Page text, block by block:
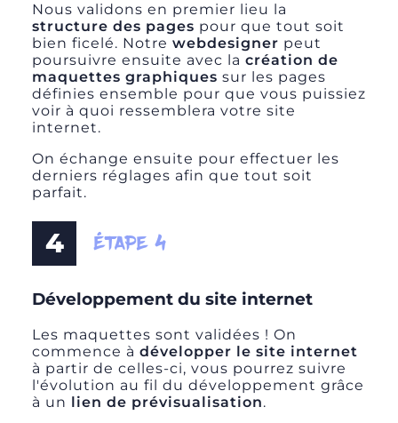
Nous validons en premier lieu la
structure des pages pour que tout soit
bien ficelé. Notre webdesigner peut
poursuivre ensuite avec la création de
maquettes graphiques sur les pages
définies ensemble pour que vous puissiez
voir à quoi ressemblera votre site
internet.
On échange ensuite pour effectuer les
derniers réglages afin que tout soit
parfait.
4 ÉTAPE 4
Développement du site internet
Les maquettes sont validées ! On
commence à développer le site internet
à partir de celles-ci, vous pourrez suivre
l'évolution au fil du développement grâce
à un lien de prévisualisation.